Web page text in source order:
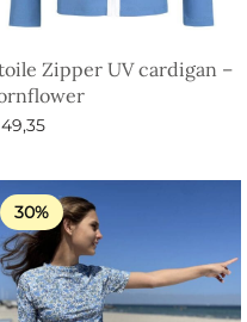
Zipper UV cardigan –
49,35
30%